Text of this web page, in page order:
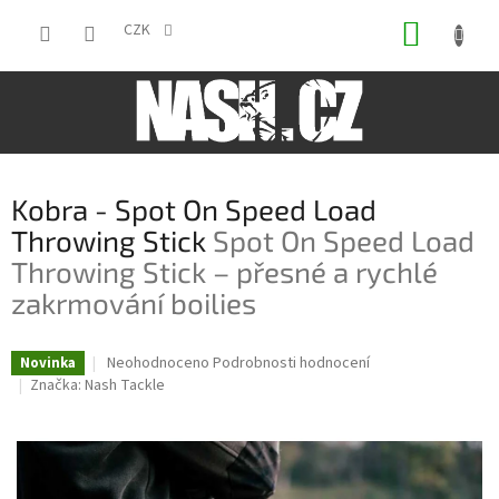
CZK
Kobra - Spot On Speed Load
Throwing Stick Spot On Speed Load
Throwing Stick – přesné a rychlé
zakrmování boilies
Novinka
Průměrné
hodnocení
0,0
5
Neohodnoceno Podrobnosti hodnocení
Značka: Nash Tackle